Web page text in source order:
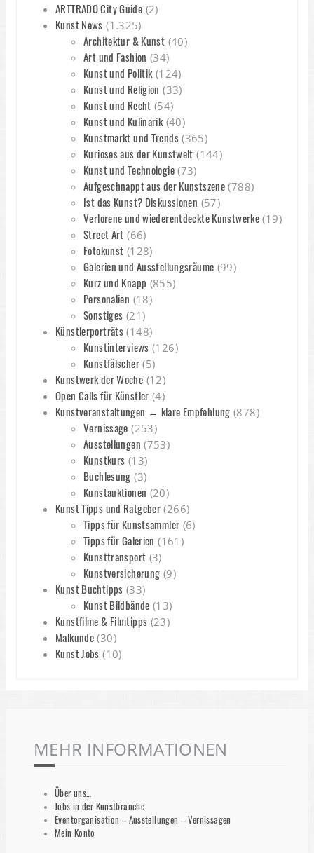
ARTTRADO City Guide (2)
Kunst News (1.325)
Architektur & Kunst (40)
Art und Fashion (34)
Kunst und Politik(124)
Kunst und Religion (33)
Kunst und Recht (54)
Kunst und Kulinarik(40)
Kunstmarkt und Trends(365)
Kurioses aus der Kunstwelt (144)
Kunst und Technologie(73)
Aufgeschnappt aus der Kunstszene (788)
Ist das Kunst? Diskussionen (57)
Verlorene und wiederentdeckte Kunstwerke (19)
Street Art (66)
Fotokunst (128)
Galerien und Ausstellungsräume (99)
Kurz und Knapp (855)
Personalien (18)
Sonstiges (21)
Künstlerporträts (148)
Kunstinterviews (126)
Kunstfälscher(5)
Kunstwerk der Woche (12)
Open Calls für Künstler (4)
Kunstveranstaltungen ← klare Empfehlung (878)
Vernissage (253)
Ausstellungen (753)
Kunstkurs (13)
Buchlesung (3)
Kunstauktionen (20)
Kunst Tipps und Ratgeber (266)
Tipps für Kunstsammler (6)
Tipps für Galerien (161)
Kunsttransport (3)
Kunstversicherung (9)
Kunst Buchtipps (33)
Kunst Bildbände (13)
Kunstfilme & Filmtipps (23)
Malkunde (30)
Kunst Jobs (10)
MEHR INFORMATIONEN
Über uns…
Jobs in der Kunstbranche
Eventorganisation – Ausstellungen – Vernissagen
Mein Konto